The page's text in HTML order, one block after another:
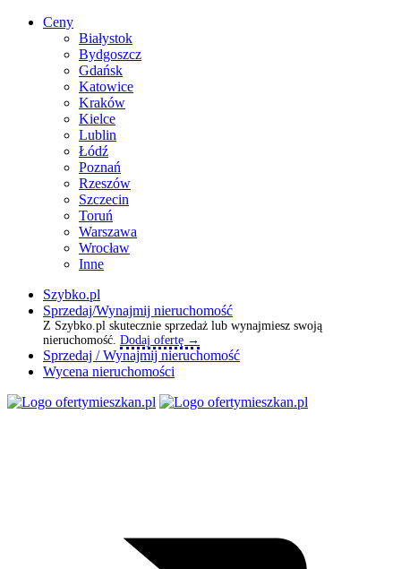
Ceny
Białystok
Bydgoszcz
Gdańsk
Katowice
Kraków
Kielce
Lublin
Łódź
Poznań
Rzeszów
Szczecin
Toruń
Warszawa
Wrocław
Inne
Szybko.pl
Sprzedaj/Wynajmij nieruchomość
Z Szybko.pl skutecznie sprzedaż lub wynajmiesz swoją
nieruchomość. Dodaj ofertę →
Sprzedaj / Wynajmij nieruchomość
Wycena nieruchomości